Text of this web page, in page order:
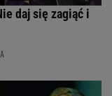
daj się zagiąć i